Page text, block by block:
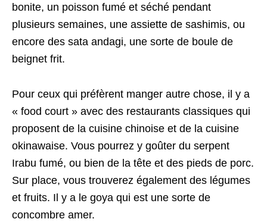
bonite, un poisson fumé et séché pendant
plusieurs semaines, une assiette de sashimis, ou
encore des sata andagi, une sorte de boule de
beignet frit.
Pour ceux qui préfèrent manger autre chose, il y a
« food court » avec des restaurants classiques qui
proposent de la cuisine chinoise et de la cuisine
okinawaise. Vous pourrez y goûter du serpent
Irabu fumé, ou bien de la tête et des pieds de porc.
Sur place, vous trouverez également des légumes
et fruits. Il y a le goya qui est une sorte de
concombre amer.